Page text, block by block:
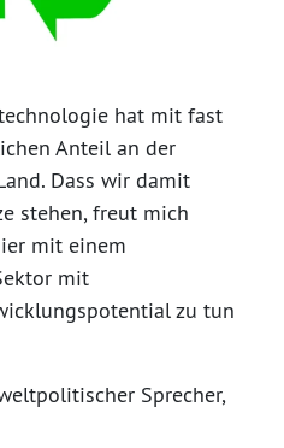
hat mit fast
Anteil an der
Dass wir damit
stehen, freut mich
mit einem
mit
zu tun
Sprecher,